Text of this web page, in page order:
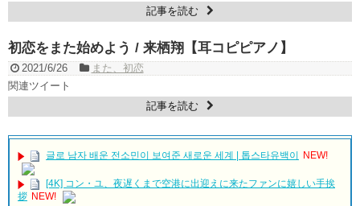
記事を読む
初恋をまた始めよう / 来栖翔【耳コピピアノ】
2021/6/26
また、初恋
関連ツイート
記事を読む
글로 남자 배운 전소민이 보여준 새로운 세계 | 톱스타유백이 NEW!
[4K] コン・ユ、夜遅くまで空港に出迎えに来たファンに嬉しい手挨
拶 NEW!